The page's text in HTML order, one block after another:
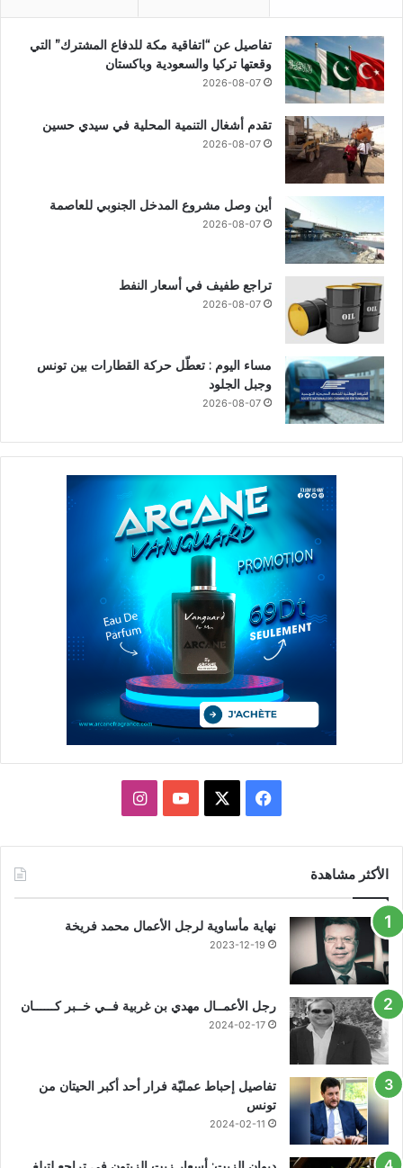
تفاصيل عن “اتفاقية مكة للدفاع المشترك” التي
وقعتها تركيا والسعودية وباكستان
2026-08-07
تقدم أشغال التنمية المحلية في سيدي حسين
2026-08-07
أين وصل مشروع المدخل الجنوبي للعاصمة
2026-08-07
تراجع طفيف في أسعار النفط
2026-08-07
مساء اليوم : تعطّل حركة القطارات بين تونس
وجبل الجلود
2026-08-07
فيسبوك يوتيوبانستقرام
الأكثر مشاهدة
نهاية مأساوية لرجل الأعمال محمد فريخة
2023-12-19
رجل الأعمــال مهدي بن غربية فــي خــبر كــــــان
2024-02-17
تفاصيل إحباط عمليّة فرار أحد أكبر الحيتان من
تونس
2024-02-11